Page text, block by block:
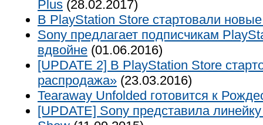
Plus (28.02.2017)
В PlayStation Store стартовали
Sony предлагает подписчикам
вдвойне (01.06.2016)
[UPDATE 2] В PlayStation Store
распродажа» (23.03.2016)
Tearaway Unfolded готовится к
[UPDATE] Sony представила